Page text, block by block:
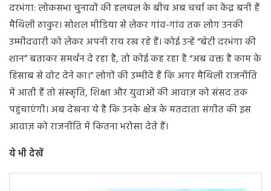
दरभंगा: लोकसभा चुनावों की हलचल के बीच अब चर्चा का केंद्र बनी हैं
मैथिली ठाकुर। सोशल मीडिया से लेकर गांव-गांव तक लोग उनकी
उम्मीदवारी को लेकर अपनी राय रख रहे हैं। कोई उन्हें “बेटी दरभंगा की
शान” बताकर समर्थन दे रहा है, तो कोई कह रहा है “अब वक्त है काम के
हिसाब से वोट देने का।” लोगों की उम्मीदें हैं कि अगर मैथिली राजनीति
में आती हैं तो संस्कृति, शिक्षा और युवाओं की आवाज़ को संसद तक
पहुंचाएंगी। अब देखना ये है कि उनके क्षेत्र के मतदाता संगीत की इस
आवाज़ को राजनीति में कितना भरोसा देते हैं।
ये भी देखें